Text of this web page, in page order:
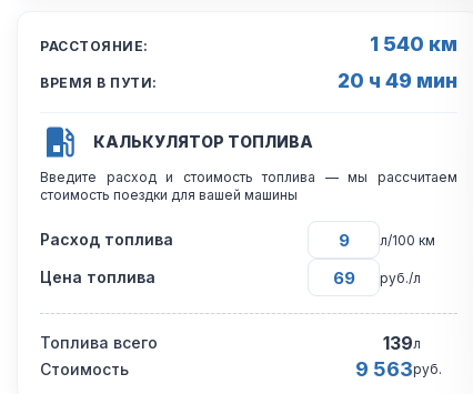
РАССТОЯНИЕ: 1 540 км
ВРЕМЯ В ПУТИ: 20 ч 49 мин
КАЛЬКУЛЯТОР ТОПЛИВА
Введите расход и стоимость топлива — мы рассчитаем
стоимость поездки для вашей машины
Расход топлива л/100 км
Цена топлива руб./л
Топлива всего 139л
Стоимость 9 563руб.